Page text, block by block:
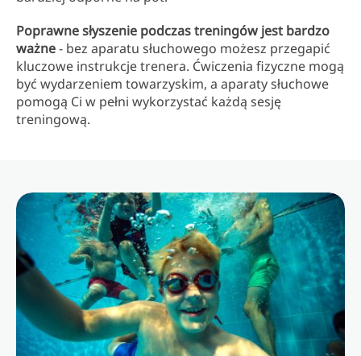
Poprawne słyszenie podczas treningów jest bardzo
ważne- bez aparatu słuchowego możesz przegapić
kluczowe instrukcje trenera. Ćwiczenia fizyczne mogą
być wydarzeniem towarzyskim, a aparaty słuchowe
pomogą Ci w pełni wykorzystać każdą sesję
treningową.